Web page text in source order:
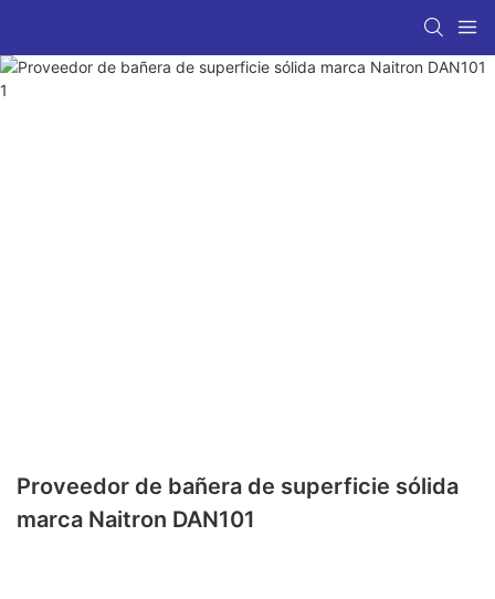
Proveedor de bañera de superficie sólida
marca Naitron DAN101